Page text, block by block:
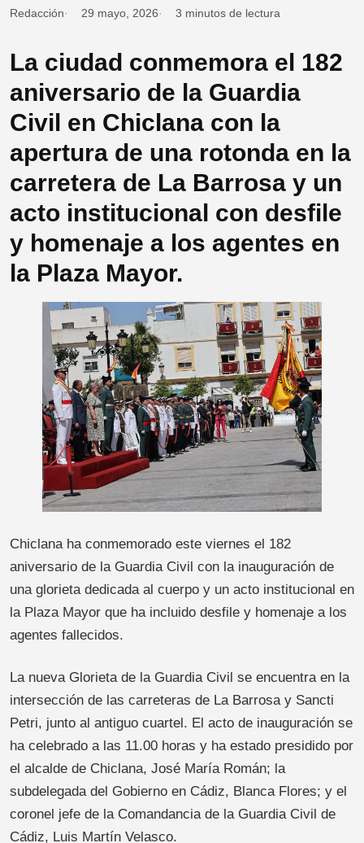
Redacción 29 mayo, 2026 3 minutos de lectura
La ciudad conmemora el 182
aniversario de la Guardia
Civil en Chiclana con la
apertura de una rotonda en la
carretera de La Barrosa y un
acto institucional con desfile
y homenaje a los agentes en
la Plaza Mayor.
Chiclana ha conmemorado este viernes el 182
aniversario de la Guardia Civil con la inauguración de
una glorieta dedicada al cuerpo y un acto institucional en
la Plaza Mayor que ha incluido desfile y homenaje a los
agentes fallecidos.
La nueva Glorieta de la Guardia Civil se encuentra en la
intersección de las carreteras de La Barrosa y Sancti
Petri, junto al antiguo cuartel. El acto de inauguración se
ha celebrado a las 11.00 horas y ha estado presidido por
el alcalde de Chiclana, José María Román; la
subdelegada del Gobierno en Cádiz, Blanca Flores; y el
coronel jefe de la Comandancia de la Guardia Civil de
Cádiz, Luis Martín Velasco.